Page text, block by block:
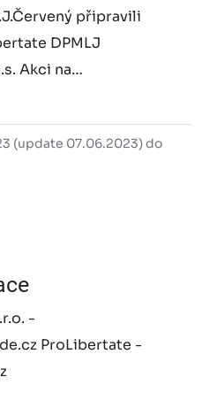
připravili
DPMLJ
Akci na…
(update 07.06.2023) do
-
ProLibertate -